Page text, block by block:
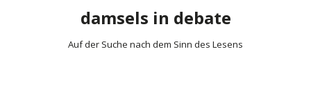
damsels in debate
Auf der Suche nach dem Sinn des Lesens